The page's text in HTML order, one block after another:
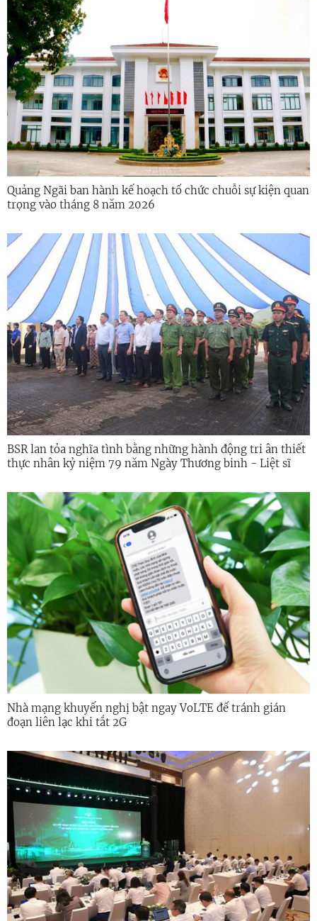
Quảng Ngãi ban hành kế hoạch tổ chức chuỗi sự kiện quan
trọng vào tháng 8 năm 2026
BSR lan tỏa nghĩa tình bằng những hành động tri ân thiết
thực nhân kỷ niệm 79 năm Ngày Thương binh - Liệt sĩ
Nhà mạng khuyến nghị bật ngay VoLTE để tránh gián
đoạn liên lạc khi tắt 2G